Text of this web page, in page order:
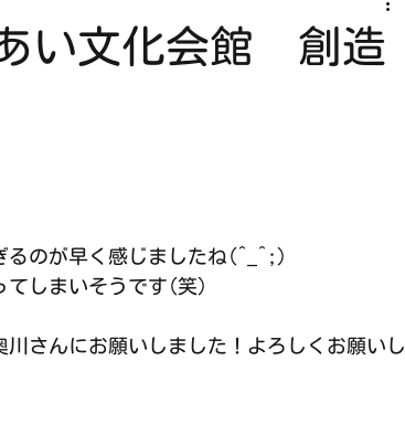
い文化会館 創造
るのが早く感じましたね(^_^;)
てしまいそうです(笑)
さんにお願いしました！よろしくお願いし